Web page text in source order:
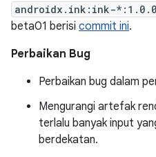
androidx.ink:ink-
beta01 berisi commit ini.
Perbaikan Bug
Perbaikan bug dalam
Mengurangi artefak
terlalu banyak input
berdekatan.